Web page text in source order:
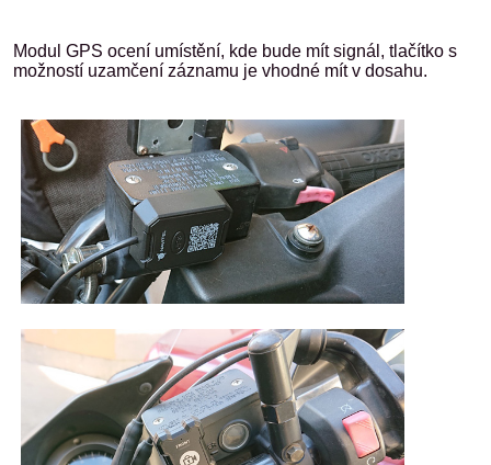
Modul GPS ocení umístění, kde bude mít signál, tlačítko s
možností uzamčení záznamu je vhodné mít v dosahu.